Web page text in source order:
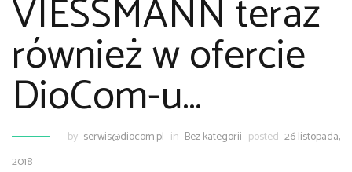
VIESSMANN teraz
również w ofercie
DioCom-u…
by serwis@diocom.pl in Bez kategorii posted 26 listopada,
2018